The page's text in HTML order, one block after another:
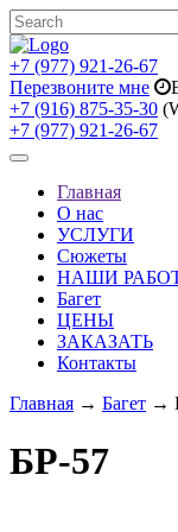
+7 (977) 921-26-67
Перезвоните мне
+7 (916) 875-35-30
+7 (977) 921-26-67
Toggle
navigationГлавная
О нас
УСЛУГИ
Сюжеты
НАШИ
Багет
ЦЕНЫ
ЗАКАЗАТЬ
Контакты
Главная → Багет →
БР-57